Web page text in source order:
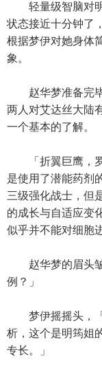
轻量级智脑对明
状态接近十分钟了，
根据梦伊对她身体
象。
赵华梦准备完毕
两人对艾达丝大陆
一个基本的了解。
「折翼巨鹰，罗
是使用了潜能药剂
三级强化战士，但
的成长与自适应变
似乎并不能对细胞
赵华梦的眉头皱
例？」
梦伊摇摇头，「
析，这个是明筠姐
专长。」